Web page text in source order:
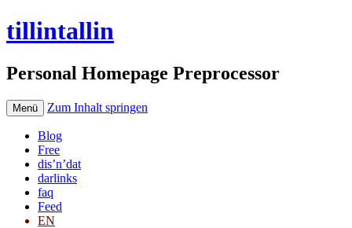
tillintallin
Personal Homepage Preprocessor
Menü Zum Inhalt springen
Blog
Free
dis’n’dat
darlinks
faq
Feed
EN